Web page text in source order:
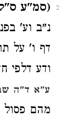
2
(סמ"ע
נ"ב וע'
דף ו' על
ודע דלפי
ע"א ד"ה
מהם פסול